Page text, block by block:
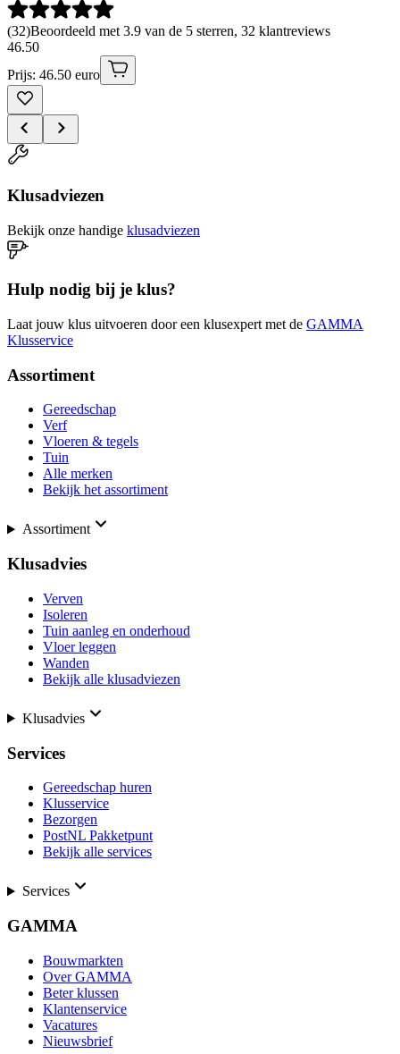
(32)Beoordeeld met 3.9 van de 5 sterren, 32 klantreviews
46.50
Prijs: 46.50 euro
Klusadviezen
Bekijk onze handige klusadviezen
Hulp nodig bij je klus?
Laat jouw klus uitvoeren door een klusexpert met de GAMMA
Klusservice
Assortiment
Gereedschap
Verf
Vloeren & tegels
Tuin
Alle merken
Bekijk het assortiment
Assortiment
Klusadvies
Verven
Isoleren
Tuin aanleg en onderhoud
Vloer leggen
Wanden
Bekijk alle klusadviezen
Klusadvies
Services
Gereedschap huren
Klusservice
Bezorgen
PostNL Pakketpunt
Bekijk alle services
Services
GAMMA
Bouwmarkten
Over GAMMA
Beter klussen
Klantenservice
Vacatures
Nieuwsbrief